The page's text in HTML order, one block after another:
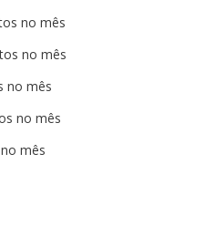
no mês
no mês
no mês
no mês
mês